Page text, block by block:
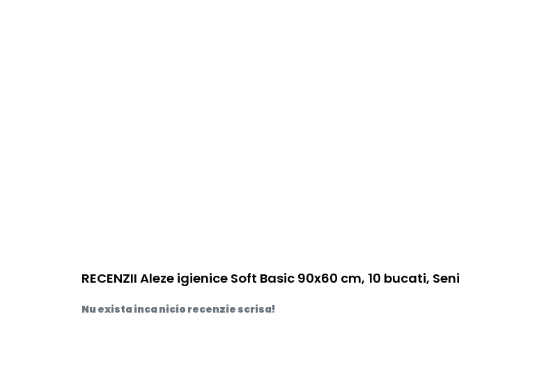
RECENZII Aleze igienice Soft Basic 90x60 cm, 10 bucati, Seni
Nu exista inca nicio recenzie scrisa!